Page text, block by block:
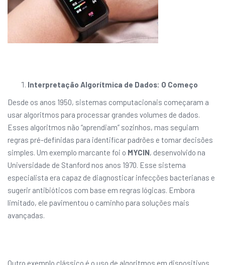
Interpretação Algorítmica de Dados: O Começo
Desde os anos 1950, sistemas computacionais começaram a
usar algoritmos para processar grandes volumes de dados.
Esses algoritmos não “aprendiam” sozinhos, mas seguiam
regras pré-definidas para identificar padrões e tomar decisões
simples. Um exemplo marcante foi o MYCIN, desenvolvido na
Universidade de Stanford nos anos 1970. Esse sistema
especialista era capaz de diagnosticar infecções bacterianas e
sugerir antibióticos com base em regras lógicas. Embora
limitado, ele pavimentou o caminho para soluções mais
avançadas.
Outro exemplo clássico é o uso de algoritmos em dispositivos